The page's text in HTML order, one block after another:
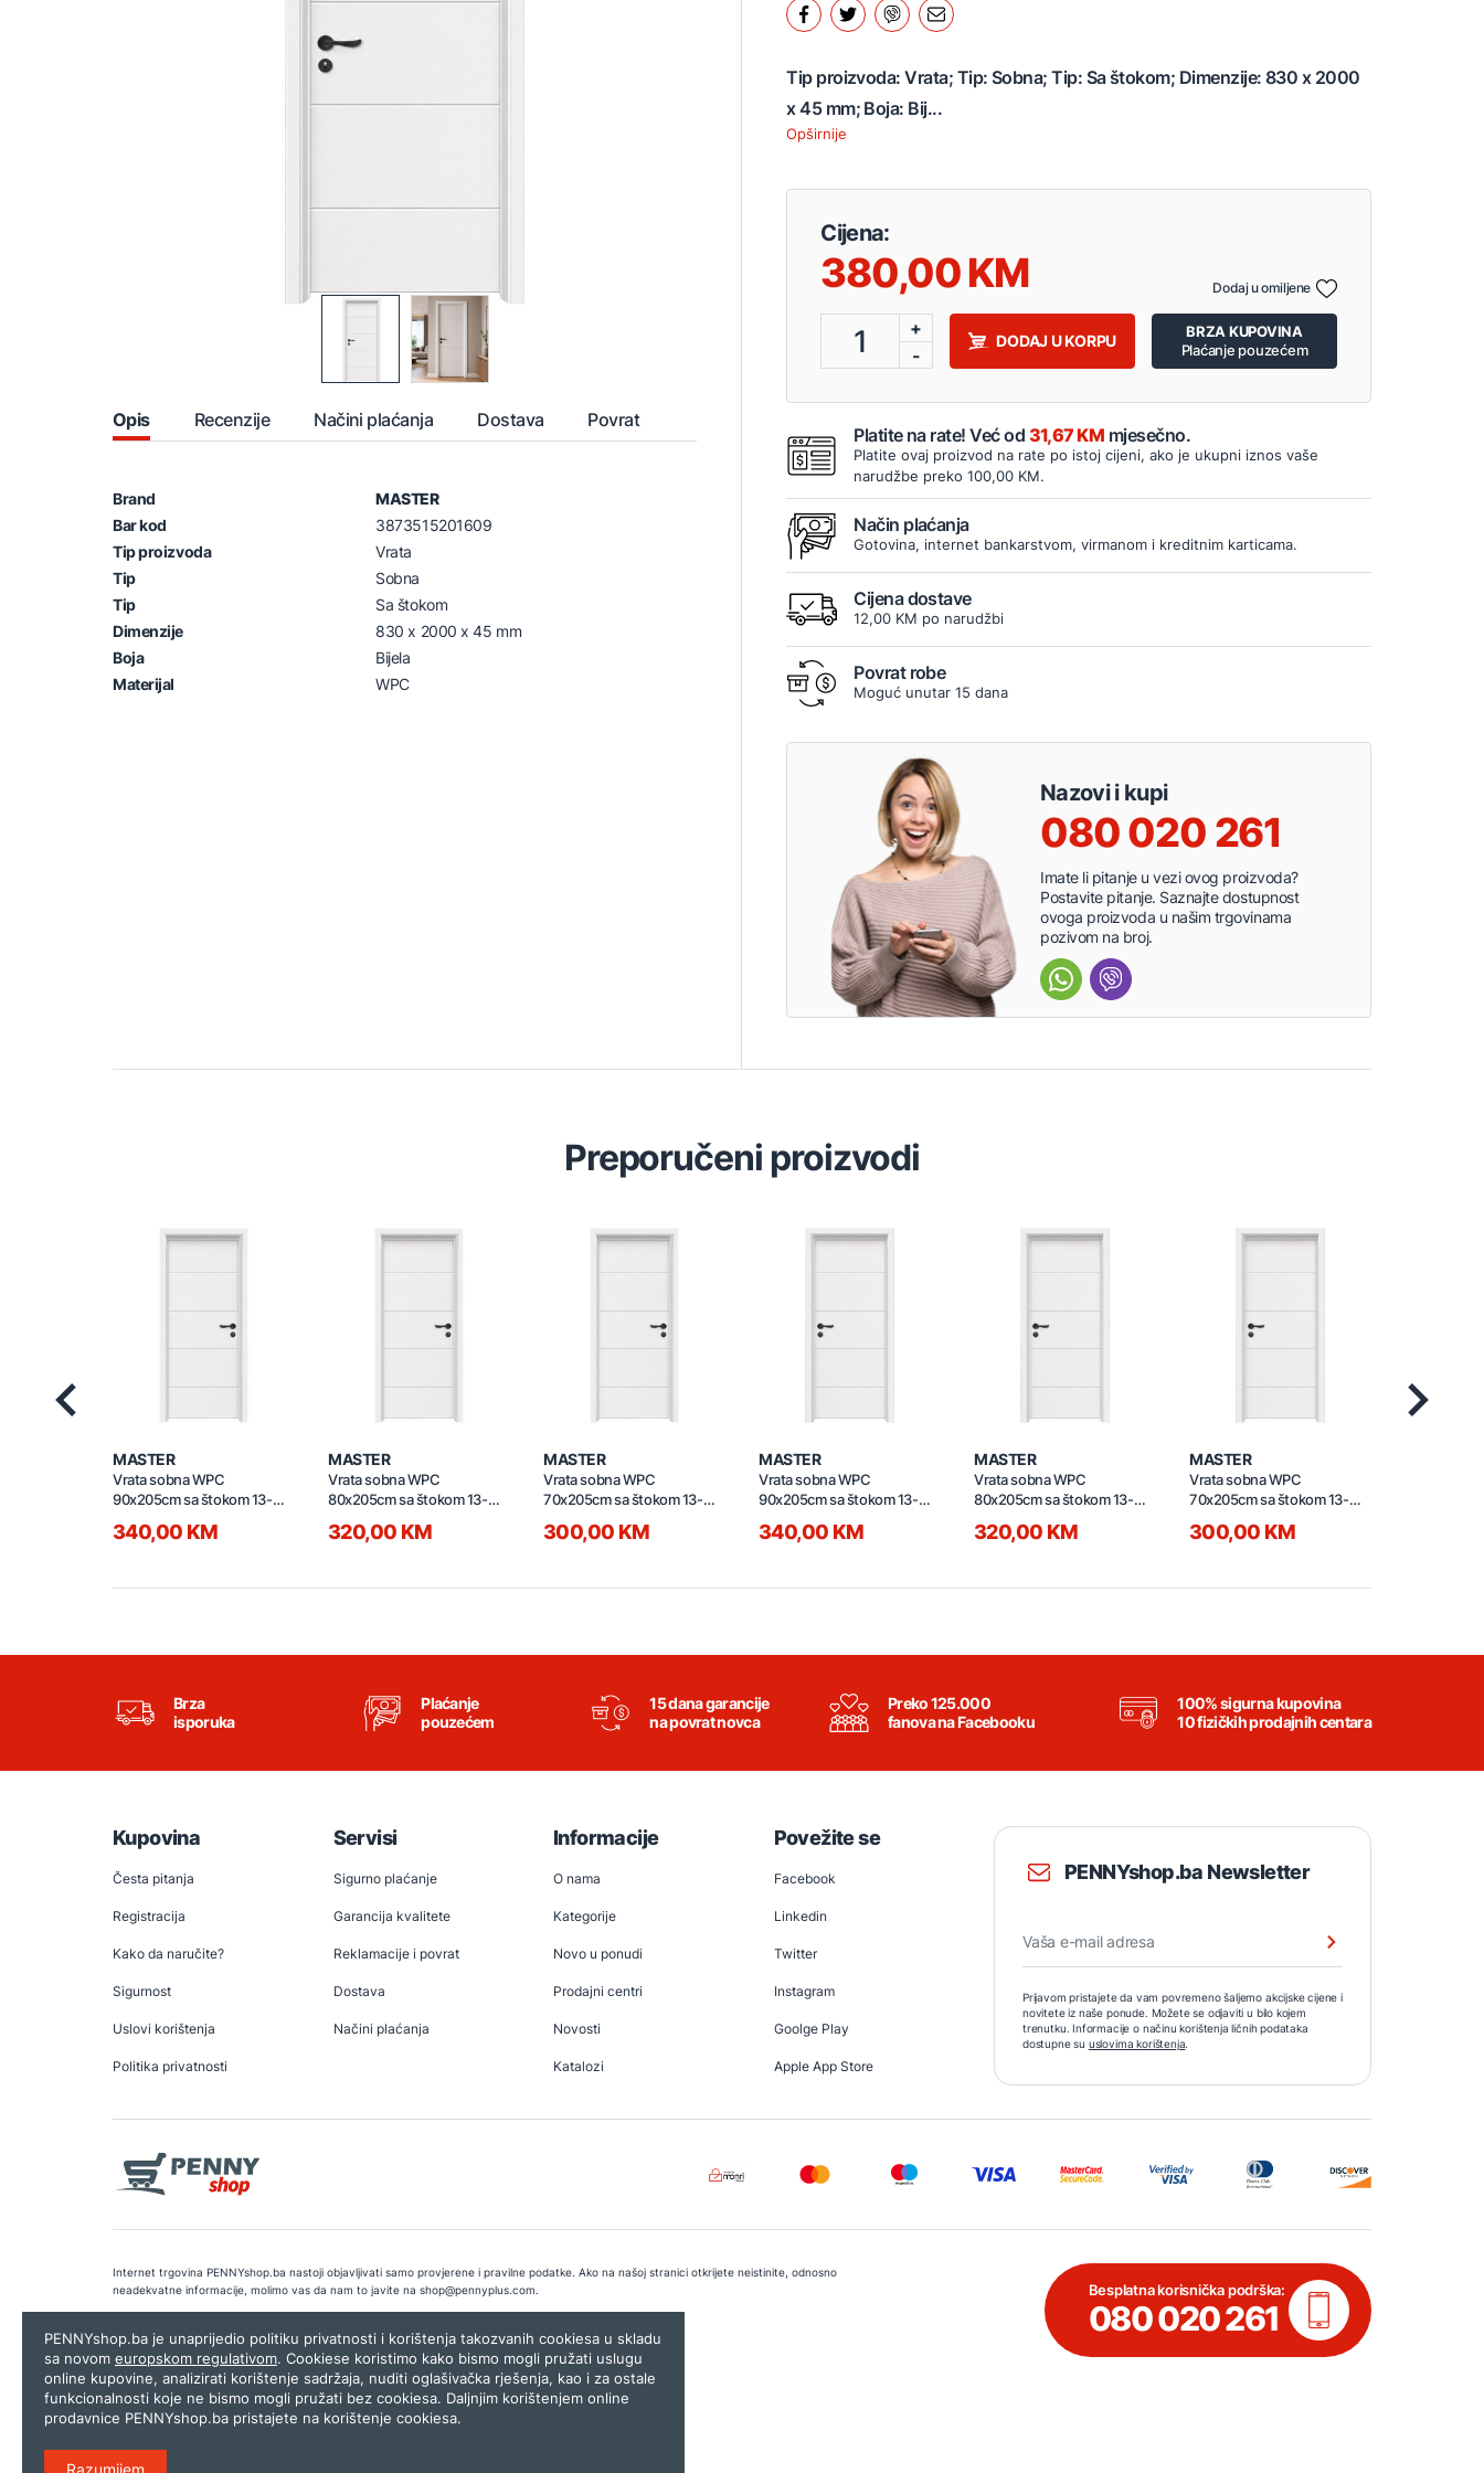
Opis Recenzije Načini plaćanja Dostava Povrat
Brand
MASTER
Bar kod
3873515201609
Tip proizvoda
Vrata
Tip
Sobna
Tip
Sa štokom
Dimenzije
830 x 2000 x 45 mm
Boja
Bijela
Materijal
WPC
Tip proizvoda: Vrata; Tip: Sobna; Tip: Sa štokom; Dimenzije: 830 x 2000
x 45 mm; Boja: Bij...
Opširnije
Cijena:
380,00
1
+
-
DODAJ U KORPU
BRZA KUPOVINA
Plaćanje pouzećem
Dodaj u omiljene
Platite na rate! Već od 31,67 KM mjesečno.
Platite ovaj proizvod na rate po istoj cijeni, ako je ukupni iznos vaše
narudžbe preko 100,00 KM.
Način plaćanja
Gotovina, internet bankarstvom, virmanom i kreditnim karticama.
Cijena dostave
12,00 KM po narudžbi
Povrat robe
Moguć unutar 15 dana
Nazovi i kupi
080 020 261
Imate li pitanje u vezi ovog proizvoda?
Postavite pitanje. Saznajte dostupnost
ovoga proizvoda u našim trgovinama
pozivom na broj.
Preporučeni proizvodi
MASTER
Vrata sobna WPC
90x205cm sa štokom 13-
15cm i bravom lijeva
340,00 KM
MASTER
Vrata sobna WPC
80x205cm sa štokom 13-
15cm i bravom lijeva
320,00 KM
MASTER
Vrata sobna WPC
70x205cm sa štokom 13-
15cm i bravom lijeva
300,00 KM
MASTER
Vrata sobna WPC
90x205cm sa štokom 13-
15cm i bravom desna
340,00 KM
MASTER
Vrata sobna WPC
80x205cm sa štokom 13-
15cm i bravom desna
320,00 KM
MASTER
Vrata sobna WPC
70x205cm sa štokom 13-
15cm i bravom desna
300,00 KM
Brza
isporuka
Plaćanje
pouzećem
15 dana garancije
na povrat novca
Preko 125.000
fanova na Facebooku
100% sigurna kupovina
10 fizičkih prodajnih centara
PENNYshop.ba Newsletter
Prijavom pristajete da vam povremeno šaljemo akcijske cijene i
novitete iz naše ponude. Možete se odjaviti u bilo kojem
trenutku. Informacije o načinu korištenja ličnih podataka
dostupne su uslovima korištenja.
Kupovina
Česta pitanja
Registracija
Kako da naručite?
Sigurnost
Uslovi korištenja
Politika privatnosti
Servisi
Sigurno plaćanje
Garancija kvalitete
Reklamacije i povrat
Dostava
Načini plaćanja
Informacije
O nama
Kategorije
Novo u ponudi
Prodajni centri
Novosti
Katalozi
Povežite se
Facebook
Linkedin
Twitter
Instagram
Goolge Play
Apple App Store
Besplatna korisnička podrška:
080 020 261
Internet trgovina PENNYshop.ba nastoji objavljivati samo provjerene i pravilne podatke. Ako na našoj stranici otkrijete neistinite, odnosno
neadekvatne informacije, molimo vas da nam to javite na shop@pennyplus.com.
Copyright © 2026.Penny plus d.o.o. Sarajevo.Dizajn i programiranje:Lampa.ba
PENNYshop.ba je unaprijedio politiku privatnosti i korištenja takozvanih cookiesa u skladu
sa novom europskom regulativom. Cookiese koristimo kako bismo mogli pružati uslugu
online kupovine, analizirati korištenje sadržaja, nuditi oglašivačka rješenja, kao i za ostale
funkcionalnosti koje ne bismo mogli pružati bez cookiesa. Daljnjim korištenjem online
prodavnice PENNYshop.ba pristajete na korištenje cookiesa.
Razumijem